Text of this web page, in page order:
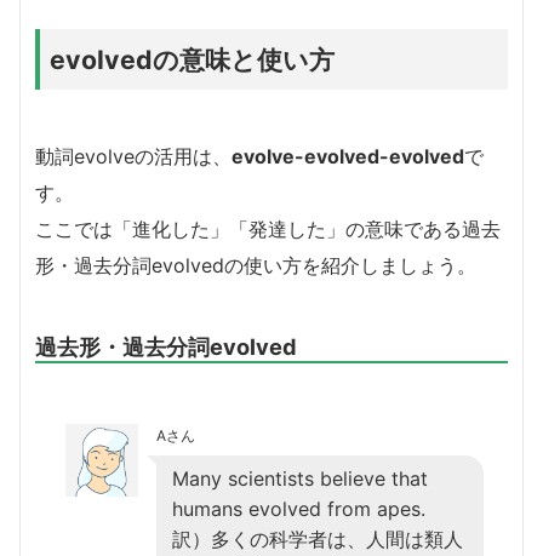
evolvedの意味と使い方
動詞evolveの活用は、 evolve-evolved-evolvedで
す。
ここでは「進化した」「発達した」の意味である過去
形・過去分詞evolvedの使い方を紹介しましょう。
過去形・過去分詞evolved
Aさん
Many scientists believe that
humans evolved from apes.
訳）多くの科学者は、人間は類人